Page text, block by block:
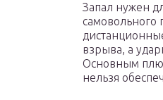
Запал нужен
самовольного
взрыва, а
Основным
нельзя